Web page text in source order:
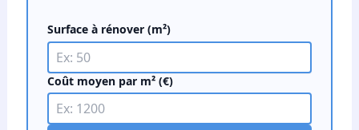
Surface à rénover (m²)
Coût moyen par m² (€)